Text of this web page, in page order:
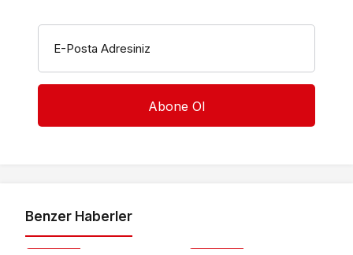
E-Posta Adresiniz
Benzer Haberler
Teknoloji